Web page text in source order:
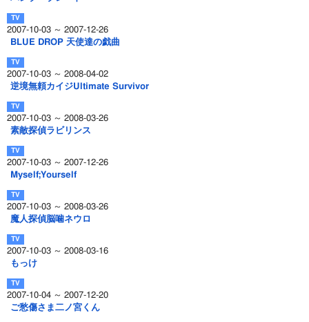
2007-10-03 ～ 2007-12-26
BLUE DROP 天使達の戯曲
2007-10-03 ～ 2008-04-02
逆境無頼カイジUltimate Survivor
2007-10-03 ～ 2008-03-26
素敵探偵ラビリンス
2007-10-03 ～ 2007-12-26
Myself;Yourself
2007-10-03 ～ 2008-03-26
魔人探偵脳噛ネウロ
2007-10-03 ～ 2008-03-16
もっけ
2007-10-04 ～ 2007-12-20
ご愁傷さま二ノ宮くん